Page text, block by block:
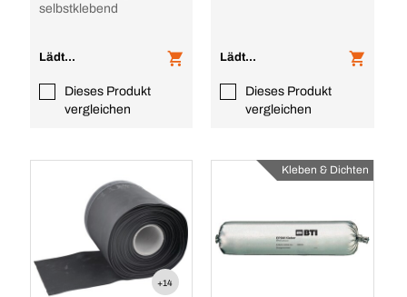
selbstklebend
Lädt...
Dieses Produkt
vergleichen
Lädt...
Dieses Produkt
vergleichen
+14
Kleben & Dichten